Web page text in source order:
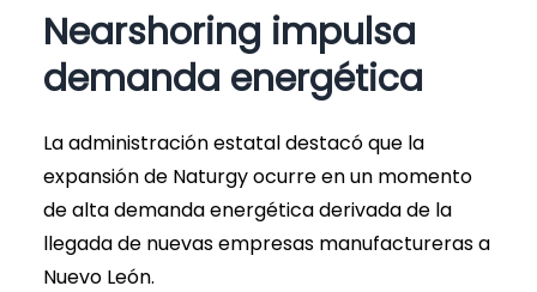
Nearshoring impulsa
demanda energética
La administración estatal destacó que la
expansión de Naturgy ocurre en un momento
de alta demanda energética derivada de la
llegada de nuevas empresas manufactureras a
Nuevo León.